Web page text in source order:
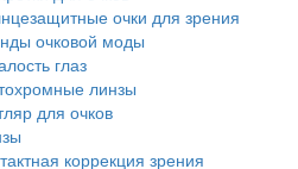
очки для зрения
очковой моды
глаз
линзы
для очков
коррекция зрения